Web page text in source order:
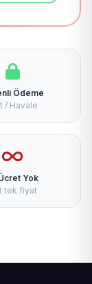
Ödeme
/ Havale
Yok
tek fiyat